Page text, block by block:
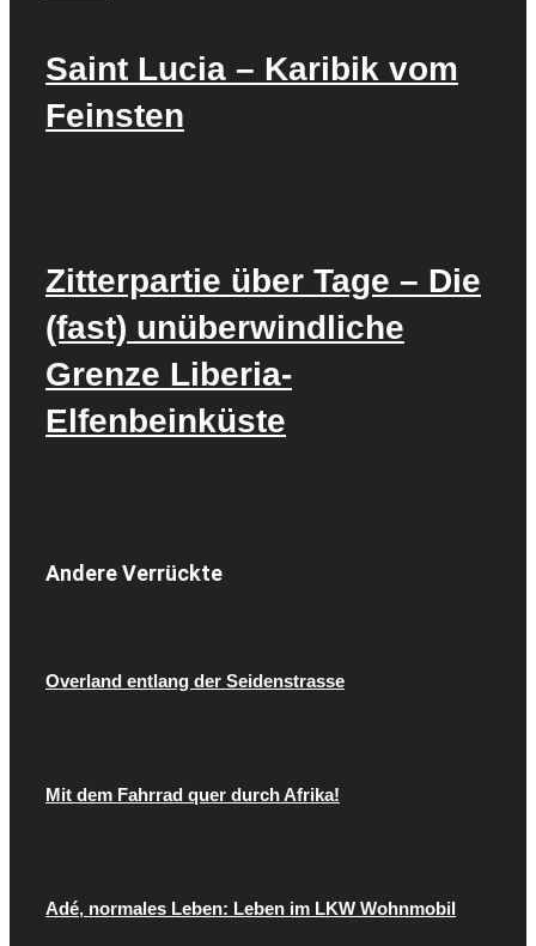
Saint Lucia – Karibik vom
Feinsten
Zitterpartie über Tage – Die
(fast) unüberwindliche
Grenze Liberia-
Elfenbeinküste
Andere Verrückte
Overland entlang der Seidenstrasse
Mit dem Fahrrad quer durch Afrika!
Adé, normales Leben: Leben im LKW Wohnmobil